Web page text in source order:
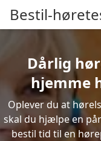
Bestil-
Dårlig
hjemme
Oplever du at
skal du hjælpe en
bestil tid til en